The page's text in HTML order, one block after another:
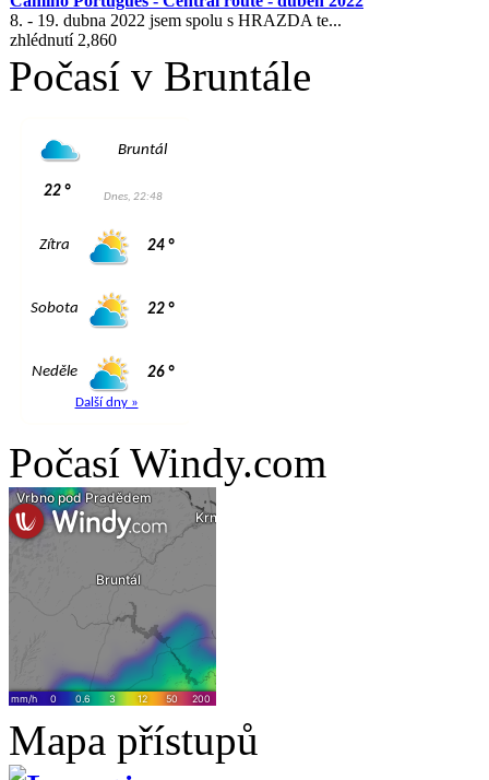
8. - 19. dubna 2022 jsem spolu s HRAZDA te...
zhlédnutí 2,860
Počasí v Bruntále
Počasí Windy.com
Mapa přístupů